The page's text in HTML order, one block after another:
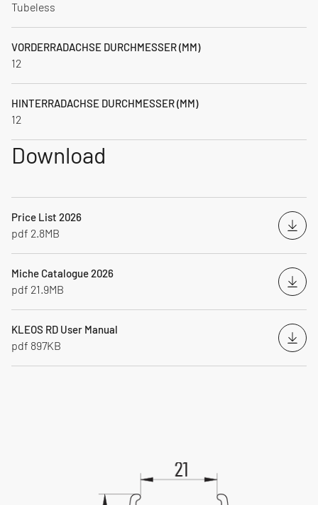
Tubeless
VORDERRADACHSE DURCHMESSER (MM)
12
HINTERRADACHSE DURCHMESSER (MM)
12
Download
Price List 2026
pdf 2.8MB
Miche Catalogue 2026
pdf 21.9MB
KLEOS RD User Manual
pdf 897KB